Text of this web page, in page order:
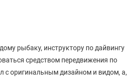
рыбаку, инструктору по дайвингу
средством передвижения по
с оригинальным дизайном и видом, а,